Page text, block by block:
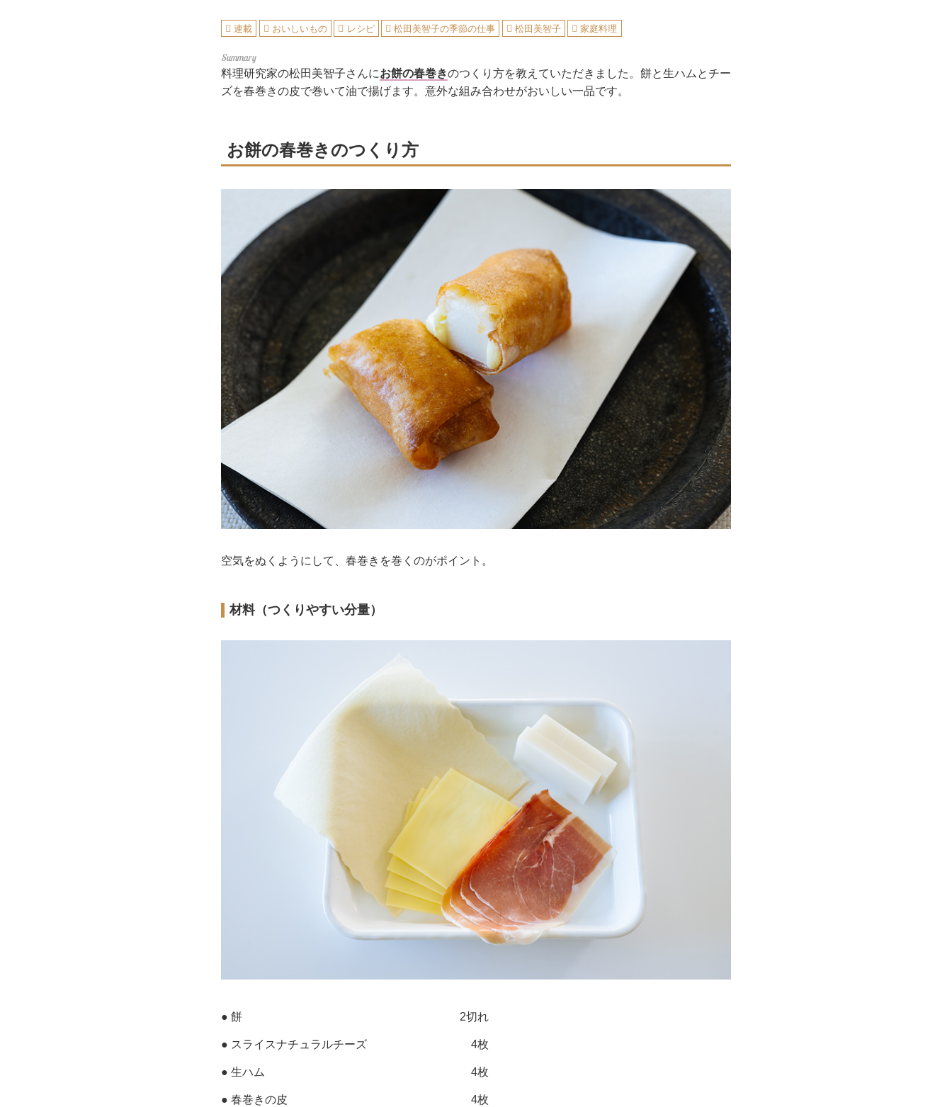
連載 おいしいもの レシピ 松田美智子の季節の仕事 松田美智子 家庭料理
料理研究家の松田美智子さんにお餅の春巻きのつくり方を教えていただきました。餅と生ハムとチー
ズを春巻きの皮で巻いて油で揚げます。意外な組み合わせがおいしい一品です。
お餅の春巻きのつくり方
空気をぬくようにして、春巻きを巻くのがポイント。
材料（つくりやすい分量）
● 餅 2切れ
● スライスナチュラルチーズ 4枚
● 生ハム 4枚
● 春巻きの皮 4枚